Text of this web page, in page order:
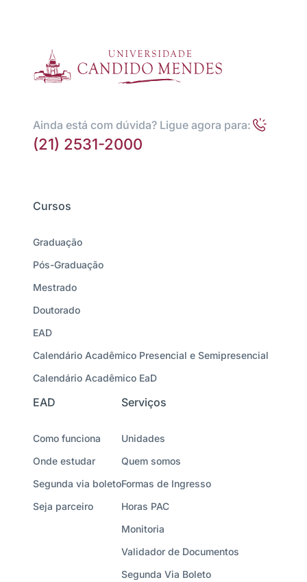
Ainda está com dúvida? Ligue agora para:
(21) 2531-2000
Cursos
Graduação
Pós-Graduação
Mestrado
Doutorado
EAD
Calendário Acadêmico Presencial e Semipresencial
Calendário Acadêmico EaD
EAD
Como funciona
Onde estudar
Segunda via boleto
Seja parceiro
Serviços
Unidades
Quem somos
Formas de Ingresso
Horas PAC
Monitoria
Validador de Documentos
Segunda Via Boleto